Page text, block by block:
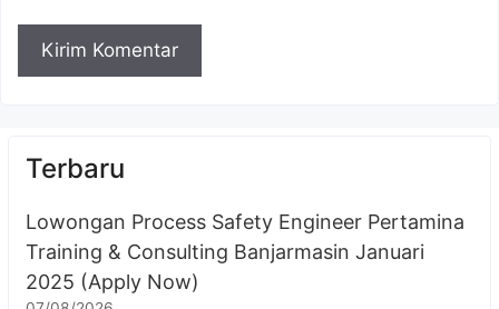
Terbaru
Lowongan Process Safety Engineer Pertamina
Training & Consulting Banjarmasin Januari
2025 (Apply Now)